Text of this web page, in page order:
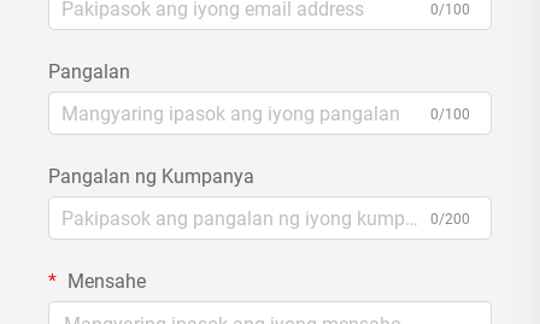
0/100
Pangalan
0/100
Pangalan ng Kumpanya
0/200
Mensahe